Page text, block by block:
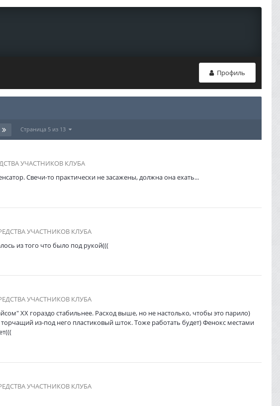
Профиль
Страница 5 из 13
УЧАСТНИКОВ КЛУБА
Свечи-то практически не засажены, должна она ехать...
УЧАСТНИКОВ КЛУБА
из того что было под рукой(((
УЧАСТНИКОВ КЛУБА
ХХ гораздо стабильнее. Расход выше, но не настолько, чтобы это парило)
из-под него пластиковый шток. Тоже работать будет) Фенокс местами
УЧАСТНИКОВ КЛУБА